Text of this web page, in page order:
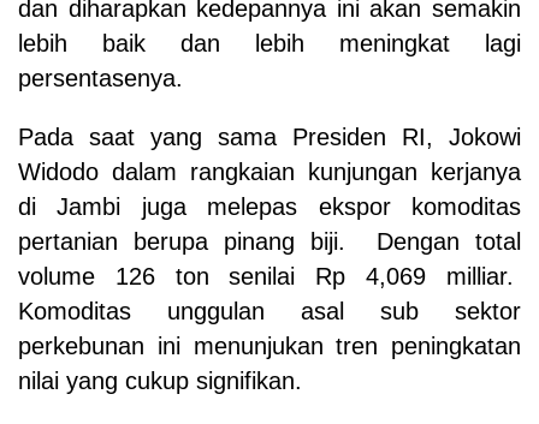
dan diharapkan kedepannya ini akan semakin
lebih baik dan lebih meningkat lagi
persentasenya.
Pada saat yang sama Presiden RI, Jokowi
Widodo dalam rangkaian kunjungan kerjanya
di Jambi juga melepas ekspor komoditas
pertanian berupa pinang biji. Dengan total
volume 126 ton senilai Rp 4,069 milliar.
Komoditas unggulan asal sub sektor
perkebunan ini menunjukan tren peningkatan
nilai yang cukup signifikan.